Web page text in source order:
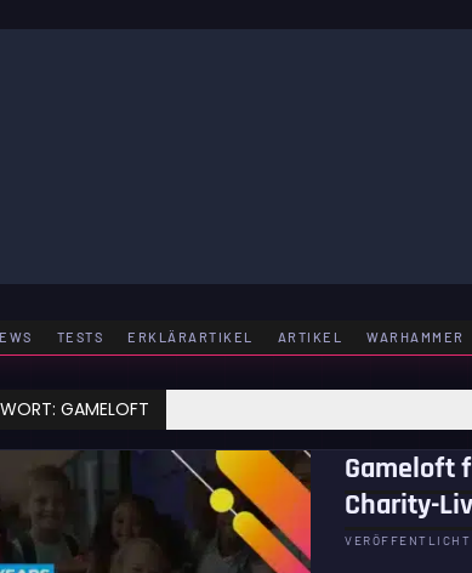
TESTS ERKLÄRARTIKEL ARTIKEL WARHAMMER
GAMELOFT
Gameloft
Charity-